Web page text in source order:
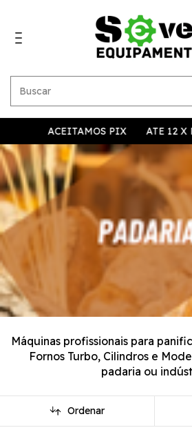
PIX ATE 12 X NO
Máquinas profissionais para
Fornos Turbo, Cilindros e
padaria ou
Ordenar